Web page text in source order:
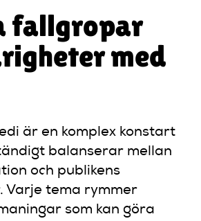
fallgropar
med
är en komplex konstart
balanserar mellan
och publikens
Varje tema rymmer
som kan göra